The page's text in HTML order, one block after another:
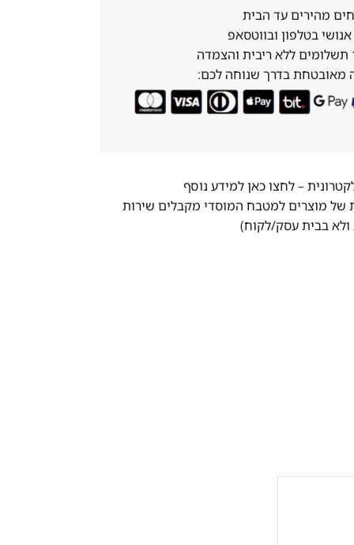
מהירים עד הבית
בטלפון ובווטסאפ
מאובטחת בדרך שנוחה לכם:
–לחצו כאן למידע נוסף
של מוצרים למטבח המוסדי מקבלים שירות
בבית עסק/לקוח)